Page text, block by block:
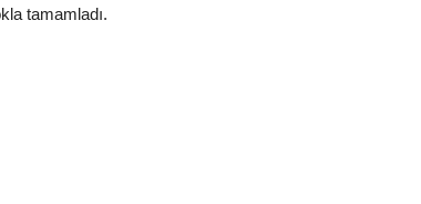
tamamladı.